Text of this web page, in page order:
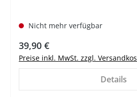
Nicht mehr verfügbar
Regulärer Preis:
39,90 €
Preise inkl. MwSt. zzgl.
Details